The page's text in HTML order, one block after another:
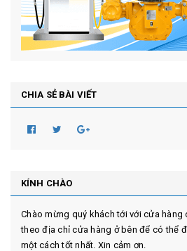
CHIA SẺ BÀI VIẾT
KÍNH CHÀO
Chào mừng quý khách tới với cửa hàng
theo địa chỉ cửa hàng ở bên để có thể
một cách tốt nhất. Xin cảm ơn.